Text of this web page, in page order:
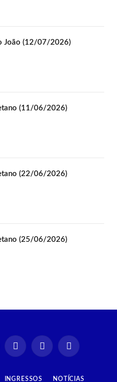
João (12/07/2026)
(11/06/2026)
(22/06/2026)
(25/06/2026)
X
YouTube Spotify
INGRESSOS NOTÍCIAS